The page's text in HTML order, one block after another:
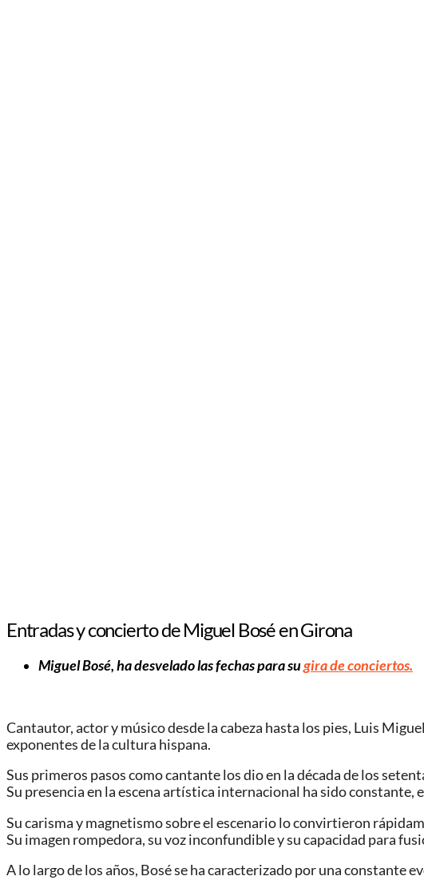
Entradas y concierto de Miguel Bosé en Girona
Miguel Bosé, ha desvelado las fechas para sugira de conciertos.
Cantautor, actor y músico desde la cabeza hasta los pies, Luis
exponentes de la cultura hispana.
Sus primeros pasos como cantante los dio en la década de los
Su presencia en la escena artística internacional ha sido
Su carisma y magnetismo sobre el escenario lo convirtieron
Su imagen rompedora, su voz inconfundible y su capacidad para
A lo largo de los años, Bosé se ha caracterizado por una constante